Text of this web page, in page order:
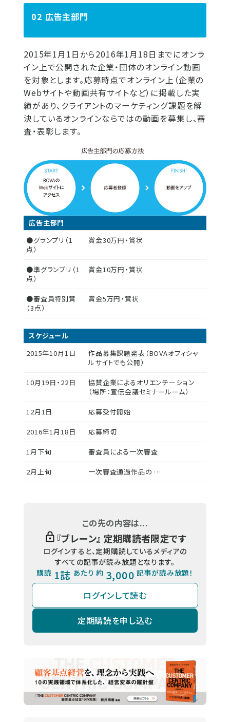
02 広告主部門
2015年1月1日から2016年1月18日までにオンラ
イン上で公開された企業・団体のオンライン動画
を対象とします。応募時点でオンライン上（企業の
Webサイトや動画共有サイトなど）に掲載した実
績があり、クライアントのマーケティング課題を解
決しているオンラインならではの動画を募集し、審
査・表彰します。
広告主部門
●グランプリ（1
点）
賞金30万円・賞状
●準グランプリ（1
点）
賞金10万円・賞状
●審査員特別賞
（3点）
賞金5万円・賞状
スケジュール
2015年10月1日
作品募集課題発表（BOVAオフィシャ
ルサイトでも公開）
10月19日・22日
協賛企業によるオリエンテーション
（場所：宣伝会議セミナールーム）
12月1日 応募受付開始
2016年1月18日 応募締切
1月下旬 審査員による一次審査
2月上旬 一次審査通過作品の …
この先の内容は...
『ブレーン』 定期購読者限定です
ログインすると、定期購読しているメディアの
すべての記事が読み放題となります。
購読 1誌 あたり 約 3,000 記事が読み放題！
ログインして読む
定期購読を申し込む